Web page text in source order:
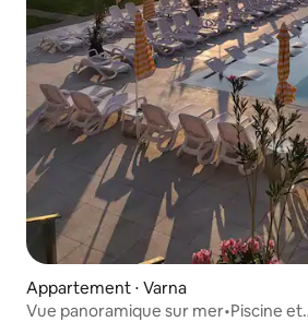
Appartement ⋅ Varna
Vue panoramique sur mer•Piscine et